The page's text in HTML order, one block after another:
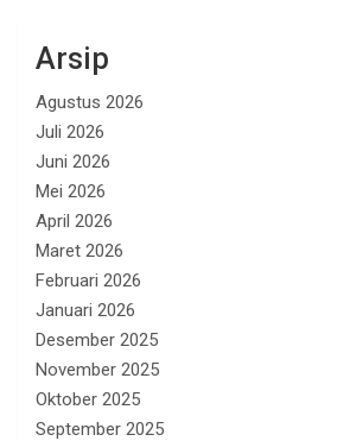
Arsip
Agustus 2026
Juli 2026
Juni 2026
Mei 2026
April 2026
Maret 2026
Februari 2026
Januari 2026
Desember 2025
November 2025
Oktober 2025
September 2025